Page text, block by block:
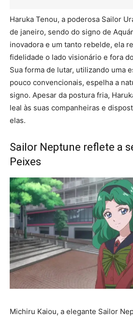
Haruka Tenou, a poderosa Sailor
de janeiro, sendo do signo de
inovadora e um tanto rebelde, ela
fidelidade o lado visionário e fora
Sua forma de lutar, utilizando uma
pouco convencionais, espelha a
signo. Apesar da postura fria,
leal às suas companheiras e
elas.
Sailor Neptune reflete a
Peixes
Michiru Kaiou, a elegante Sailor